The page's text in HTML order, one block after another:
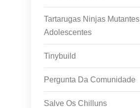
Tartarugas Ninjas Mutantes
Adolescentes
Tinybuild
Pergunta Da Comunidade
Salve Os Chilluns